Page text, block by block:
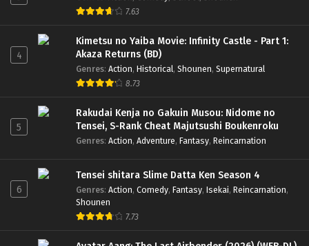
7.63
4
Kimetsu no Yaiba Movie: Infinity Castle - Part 1:
Akaza Returns (BD)
Genres: Action, Historical, Shounen, Supernatural
8.73
5
Rakudai Kenja no Gakuin Musou: Nidome no
Tensei, S-Rank Cheat Majutsushi Boukenroku
Genres: Action, Adventure, Fantasy, Reincarnation
6
Tensei shitara Slime Datta Ken Season 4
Genres: Action, Comedy, Fantasy, Isekai, Reincarnation,
Shounen
7.73